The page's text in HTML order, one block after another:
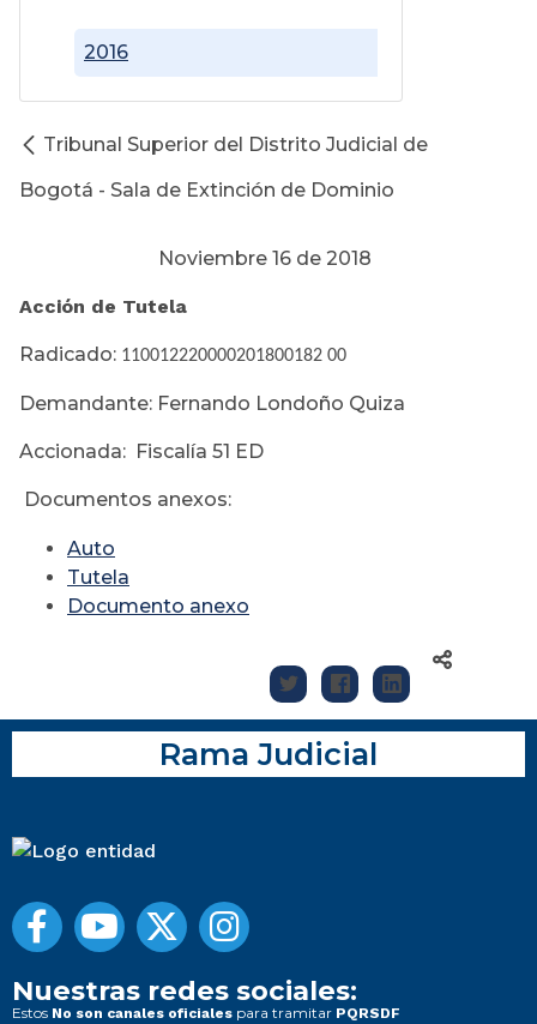
2016
Tribunal Superior del Distrito Judicial de
Bogotá - Sala de Extinción de Dominio
Noviembre 16 de 2018
Acción de Tutela
Radicado: 110012220000201800182 00
Demandante: Fernando Londoño Quiza
Accionada: Fiscalía 51 ED
Documentos anexos:
Auto
Tutela
Documento anexo
Rama Judicial
Nuestras redes sociales:
Estos No son canales oficiales para tramitar PQRSDF